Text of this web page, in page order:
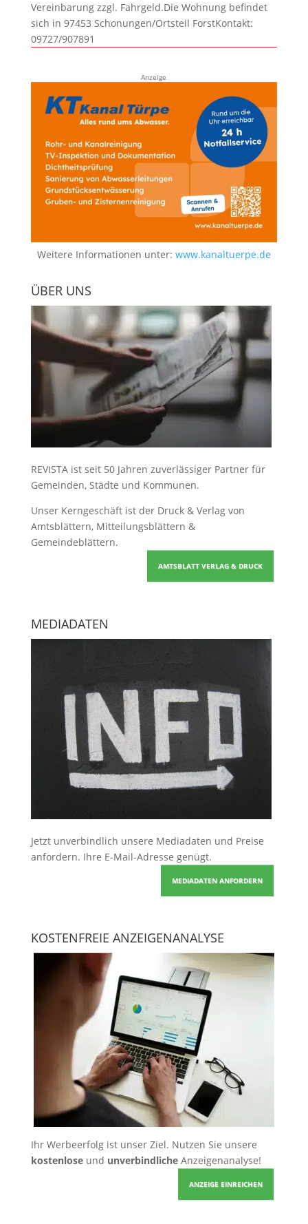
Vereinbarung zzgl. Fahrgeld.Die Wohnung befindet
sich in 97453 Schonungen/Ortsteil ForstKontakt:
09727/907891
Anzeige
Weitere Informationen unter: www.kanaltuerpe.de
ÜBER UNS
REVISTA ist seit 50 Jahren zuverlässiger Partner für
Gemeinden, Städte und Kommunen.
Unser Kerngeschäft ist der Druck & Verlag von
Amtsblättern, Mitteilungsblättern &
Gemeindeblättern.
AMTSBLATT VERLAG & DRUCK
MEDIADATEN
Jetzt unverbindlich unsere Mediadaten und Preise
anfordern. Ihre E-Mail-Adresse genügt.
MEDIADATEN ANFORDERN
KOSTENFREIE ANZEIGENANALYSE
Ihr Werbeerfolg ist unser Ziel. Nutzen Sie unsere
kostenloseund unverbindlicheAnzeigenanalyse!
ANZEIGE EINREICHEN